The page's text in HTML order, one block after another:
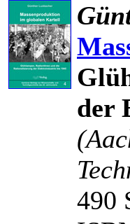
der
490